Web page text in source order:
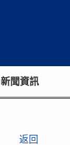
新聞資訊
返回